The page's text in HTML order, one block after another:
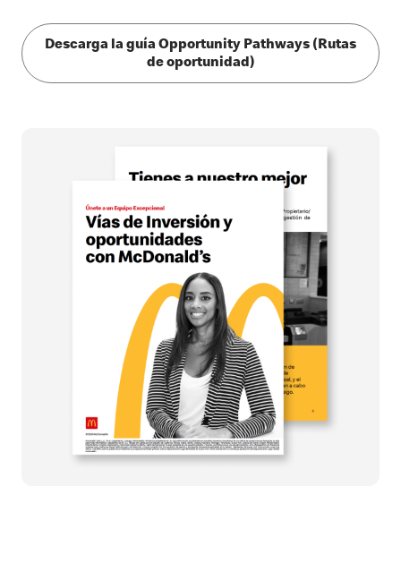
Descarga la guía Opportunity Pathways (Rutas
de oportunidad)